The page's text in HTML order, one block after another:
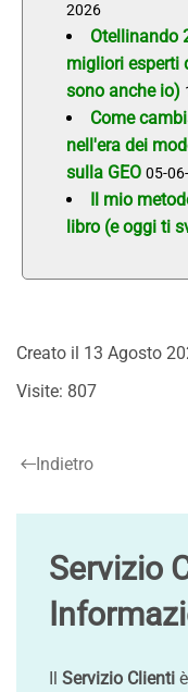
2026
Otellinando
migliori esperti
sono anche io)
Come
nell'era dei
sulla GEO 05-
Il mio
libro (e oggi ti
Creato il 13 Agosto
Visite: 807
Indietro
Servizio
Servizio Clienti